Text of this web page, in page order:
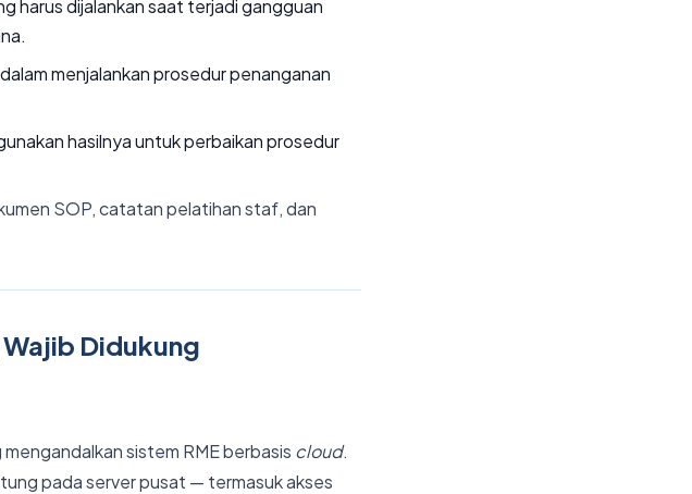
harus dijalankan saat terjadi gangguan
menjalankan prosedur penanganan
hasilnya untuk perbaikan prosedur
SOP, catatan pelatihan staf, dan
Didukung
sistem RME berbasis cloud.
pada server pusat — termasuk akses